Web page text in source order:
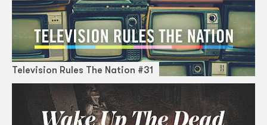
Television Rules The Nation #31